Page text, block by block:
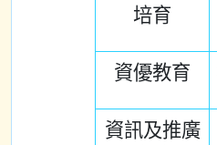
培育
資優教育
資訊及推廣